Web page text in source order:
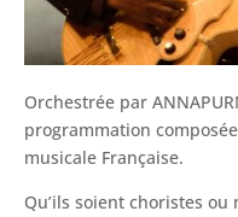
Orchestrée par
programmation
musicale Française.
Qu’ils soient choristes